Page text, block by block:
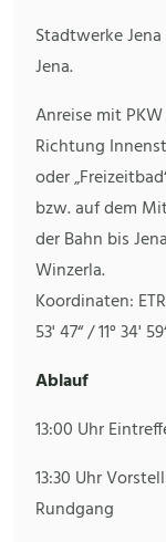
Stadtwerke
Jena.
Anreise mit
Richtung
oder
bzw. auf dem
der Bahn bis
Winzerla.
Koordinaten:
53' 47“ / 11° 34'
Ablauf
13:00 Uhr
13:30 Uhr
Rundgang